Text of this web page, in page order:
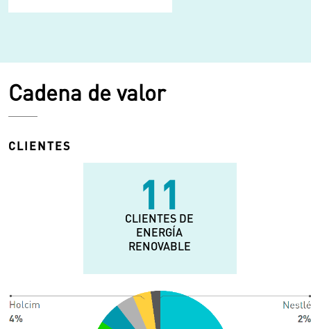
Cadena de valor
CLIENTES
16
CLIENTES DE
ENERGÍA
RENOVABLE